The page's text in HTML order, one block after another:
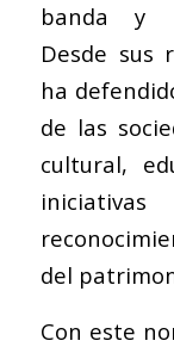
banda y
Desde sus
ha
de las
cultural,
del
Con este